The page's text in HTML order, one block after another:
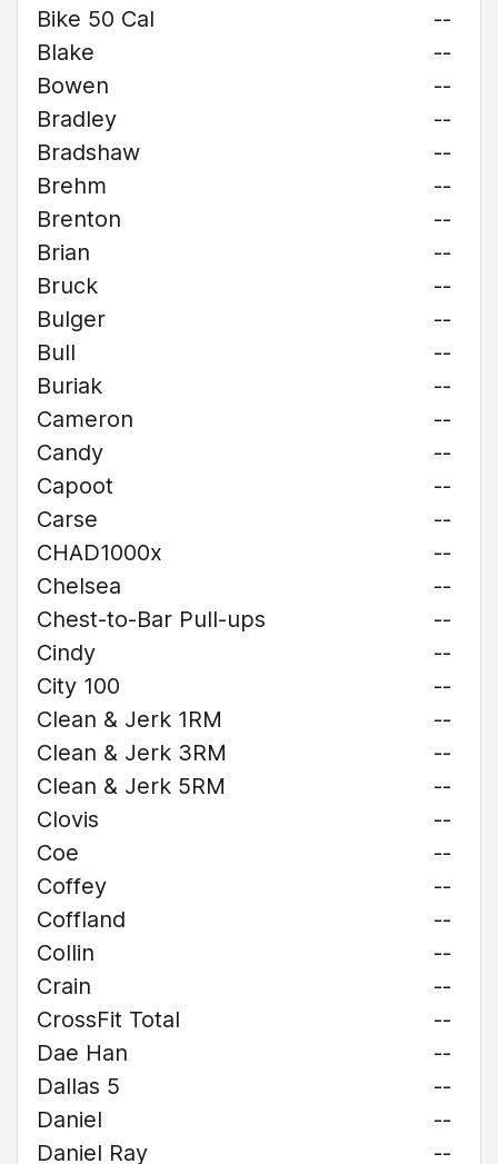
Bike 50 Cal
--
Blake
--
Bowen
--
Bradley
--
Bradshaw
--
Brehm
--
Brenton
--
Brian
--
Bruck
--
Bulger
--
Bull
--
Buriak
--
Cameron
--
Candy
--
Capoot
--
Carse
--
CHAD1000x
--
Chelsea
--
Chest-to-Bar Pull-ups
--
Cindy
--
City 100
--
Clean & Jerk 1RM
--
Clean & Jerk 3RM
--
Clean & Jerk 5RM
--
Clovis
--
Coe
--
Coffey
--
Coffland
--
Collin
--
Crain
--
CrossFit Total
--
Dae Han
--
Dallas 5
--
Daniel
--
Daniel Ray
--